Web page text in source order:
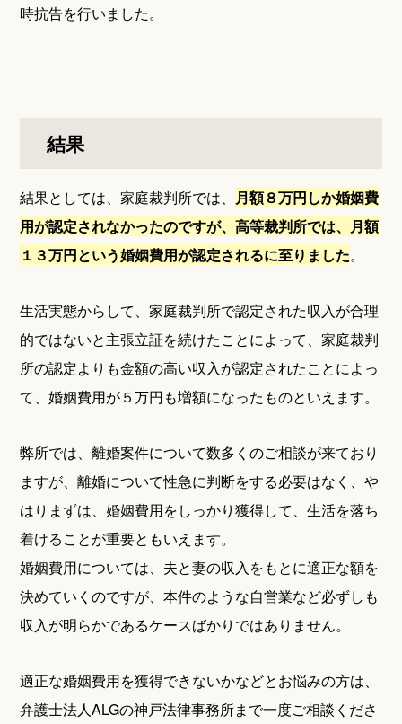
時抗告を行いました。
結果
結果としては、家庭裁判所では、 月額８万円しか婚姻費
用が認定されなかったのですが、高等裁判所では、月額
１３万円という婚姻費用が認定されるに至りました。
生活実態からして、家庭裁判所で認定された収入が合理
的ではないと主張立証を続けたことによって、家庭裁判
所の認定よりも金額の高い収入が認定されたことによっ
て、婚姻費用が５万円も増額になったものといえます。
弊所では、離婚案件について数多くのご相談が来ており
ますが、離婚について性急に判断をする必要はなく、や
はりまずは、婚姻費用をしっかり獲得して、生活を落ち
着けることが重要ともいえます。
婚姻費用については、夫と妻の収入をもとに適正な額を
決めていくのですが、本件のような自営業など必ずしも
収入が明らかであるケースばかりではありません。
適正な婚姻費用を獲得できないかなどとお悩みの方は、
弁護士法人ALGの神戸法律事務所まで一度ご相談くださ